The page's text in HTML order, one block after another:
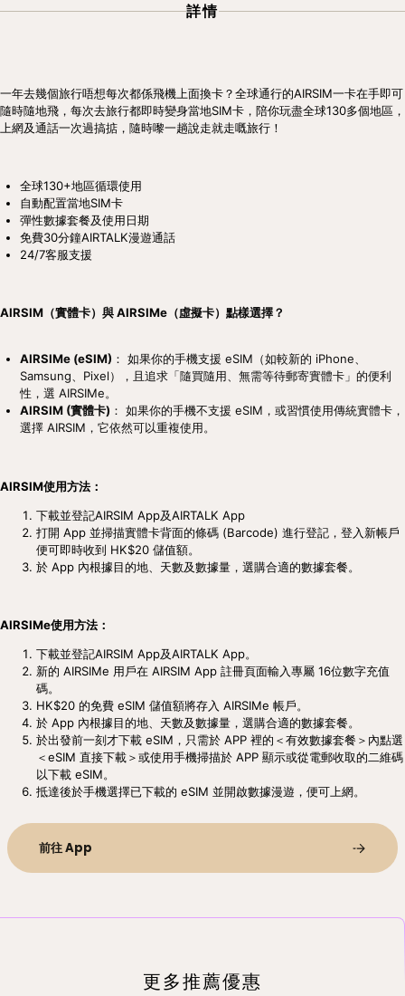
詳情
一年去幾個旅行唔想每次都係飛機上面換卡？全球通行的AIRSIM一卡在手即可
隨時隨地飛，每次去旅行都即時變身當地SIM卡，陪你玩盡全球130多個地區，
上網及通話一次過搞掂，隨時嚟一趟說走就走嘅旅行！
全球130+地區循環使用
自動配置當地SIM卡
彈性數據套餐及使用日期
免費30分鐘AIRTALK漫遊通話
24/7客服支援
AIRSIM（實體卡）與 AIRSIMe（虛擬卡）點樣選擇？
AIRSIMe (eSIM) ： 如果你的手機支援 eSIM（如較新的 iPhone、
Samsung、Pixel），且追求「隨買隨用、無需等待郵寄實體卡」的便利
性，選 AIRSIMe。
AIRSIM (實體卡) ： 如果你的手機不支援 eSIM，或習慣使用傳統實體卡，
選擇 AIRSIM，它依然可以重複使用。
AIRSIM使用方法：
下載並登記AIRSIM App及AIRTALK App
打開 App 並掃描實體卡背面的條碼 (Barcode) 進行登記，登入新帳戶
便可即時收到 HK$20 儲值額。
於 App 內根據目的地、天數及數據量，選購合適的數據套餐。
AIRSIMe使用方法：
下載並登記AIRSIM App及AIRTALK App。
新的 AIRSIMe 用戶在 AIRSIM App 註冊頁面輸入專屬 16位數字充值
碼。
HK$20 的免費 eSIM 儲值額將存入 AIRSIMe 帳戶。
於 App 內根據目的地、天數及數據量，選購合適的數據套餐。
於出發前一刻才下載 eSIM，只需於 APP 裡的＜有效數據套餐＞內點選
＜eSIM 直接下載＞或使用手機掃描於 APP 顯示或從電郵收取的二維碼
以下載 eSIM。
抵達後於手機選擇已下載的 eSIM 並開啟數據漫遊，便可上網。
前往 App
更多推薦優惠